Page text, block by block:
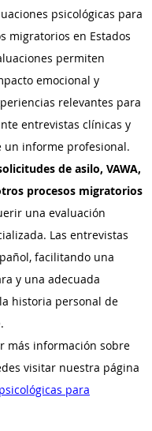
psicológicas para
migratorios en Estados
permiten
emocional y
relevantes para
entrevistas clínicas y
un informe profesional.
de asilo, VAWA,
procesos migratorios
una evaluación
Las entrevistas
facilitando una
y una adecuada
historia personal de
más información sobre
visitar nuestra página
para